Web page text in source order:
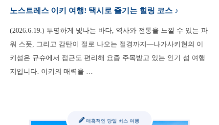
노스트레스 이키 여행! 택시로 즐기는 힐링 코스 ♪
(2026.6.19.) 투명하게 빛나는 바다, 역사와 전통을 느낄 수 있는 파
워 스폿, 그리고 감탄이 절로 나오는 절경까지—나가사키현의 이
키섬은 규슈에서 접근도 편리해 요즘 주목받고 있는 인기 섬 여행
지입니다. 이키의 매력을 …
매혹적인 당일 버스 여행